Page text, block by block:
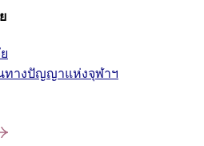
ทางปัญญาแห่งจุฬาฯ